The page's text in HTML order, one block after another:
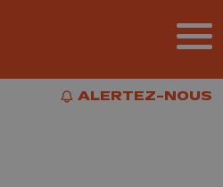
ALERTEZ-NOUS
ALERTEZ-NOUS